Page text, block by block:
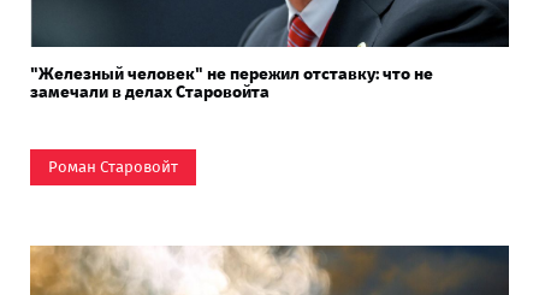
"Железный человек" не пережил отставку: что не
замечали в делах Старовойта
Роман Старовойт